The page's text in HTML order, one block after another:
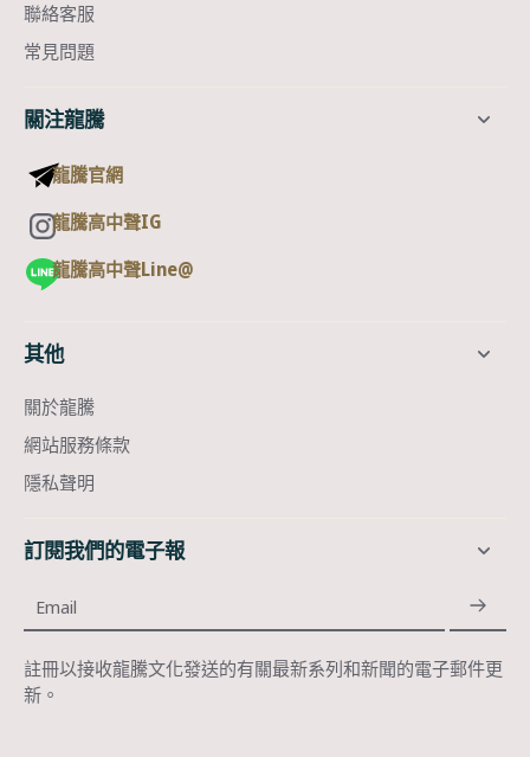
聯絡客服
常見問題
關注龍騰
龍騰官網
龍騰高中聲IG
龍騰高中聲Line@
其他
關於龍騰
網站服務條款
隱私聲明
訂閱我們的電子報
Email
註冊以接收龍騰文化發送的有關最新系列和新聞的電子郵件更
新。